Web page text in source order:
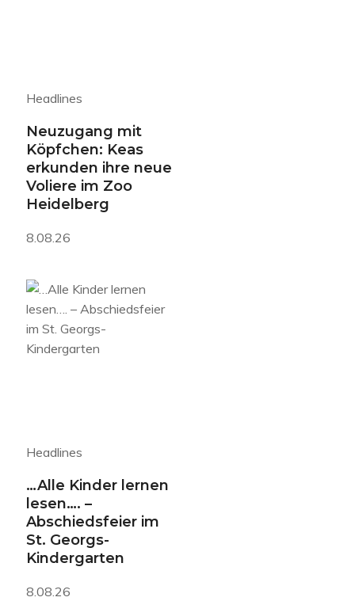
Headlines
Neuzugang mit
Köpfchen: Keas
erkunden ihre neue
Voliere im Zoo
Heidelberg
8.08.26
Headlines
…Alle Kinder lernen
lesen…. –
Abschiedsfeier im
St. Georgs-
Kindergarten
8.08.26